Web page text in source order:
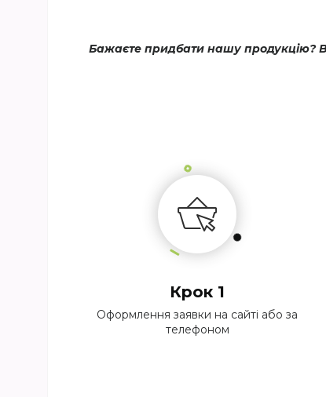
Бажаєте придбати нашу продукцію?
Крок 1
Оформлення заявки на сайті або за
телефоном